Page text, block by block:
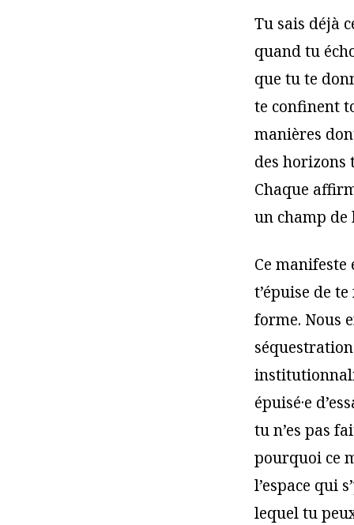
Tu sais déjà
quand tu
que tu te
te confinent
manières
des horizons
Chaque
un champ de
Ce
t’épuise de
forme. Nous
épuisé·e
tu n’es pas
pourquoi ce
l’espace qui
lequel tu